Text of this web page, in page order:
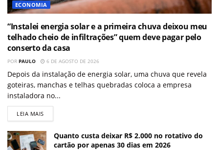
ECONOMIA
“Instalei energia solar e a primeira chuva deixou meu
telhado cheio de infiltrações” quem deve pagar pelo
conserto da casa
POR PAULO 6 DE AGOSTO DE 2026
Depois da instalação de energia solar, uma chuva que revela
goteiras, manchas e telhas quebradas coloca a empresa
instaladora no...
LEIA MAIS
Quanto custa deixar R$ 2.000 no rotativo do
cartão por apenas 30 dias em 2026